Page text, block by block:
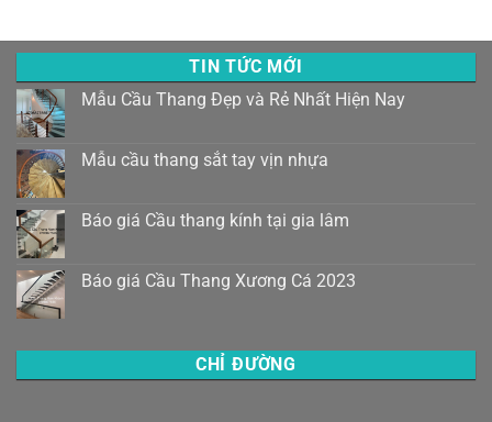
TIN TỨC MỚI
Mẫu Cầu Thang Đẹp và Rẻ Nhất Hiện Nay
Mẫu cầu thang sắt tay vịn nhựa
Báo giá Cầu thang kính tại gia lâm
Báo giá Cầu Thang Xương Cá 2023
CHỈ ĐƯỜNG